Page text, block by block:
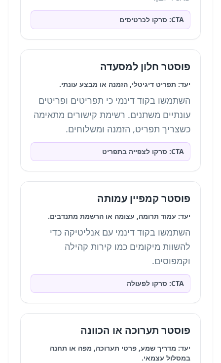
CTA: סרקו לכרטיסים
פוסטר חלון למסעדה
יעד: תפריט דיגיטלי, הזמנה או מבצע עונתי.
השתמשו בקוד דינמי כי תפריטים ופריטים
עונתיים משתנים. רשימת קישורים מתאימה
כשצריך תפריט, הזמנה ומשלוחים.
CTA: סרקו לצפייה בתפריט
פוסטר קמפיין עמותה
יעד: עמוד תרומה, עצומה או הרשמת מתנדבים.
השתמשו בקוד דינמי עם אנליטיקה כדי
להשוות מיקומים כמו קירות קהילה
וקמפוסים.
CTA: סרקו לפעולה
פוסטר תערוכה או הכוונה
יעד: מדריך שמע, פרטי תערוכה, מפה או תחנה
במסלול עצמאי.